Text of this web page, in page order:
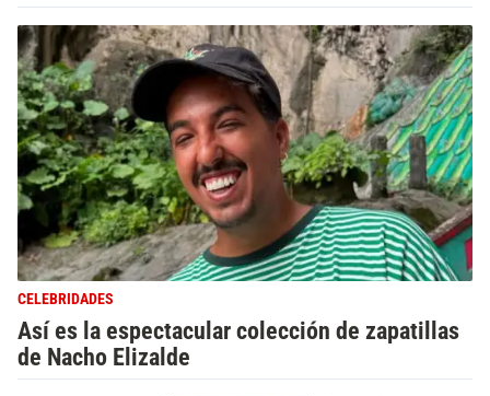
CELEBRIDADES
Así es la espectacular colección de zapatillas
de Nacho Elizalde